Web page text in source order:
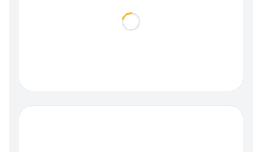
Loading...